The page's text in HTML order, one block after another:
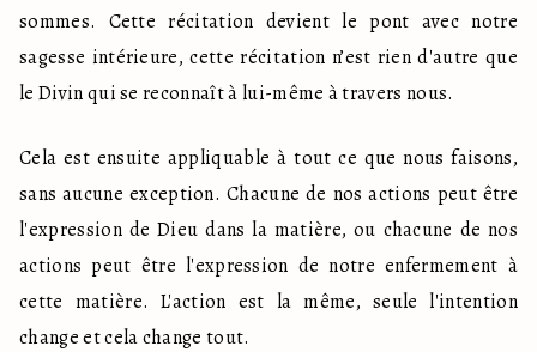
sommes. Cette récitation devient le pont avec notre
sagesse intérieure, cette récitation n’est rien d'autre que
le Divin qui se reconnaît à lui-même à travers nous.
Cela est ensuite appliquable à tout ce que nous faisons,
sans aucune exception. Chacune de nos actions peut être
l'expression de Dieu dans la matière, ou chacune de nos
actions peut être l'expression de notre enfermement à
cette matière. L'action est la même, seule l'intention
change et cela change tout.